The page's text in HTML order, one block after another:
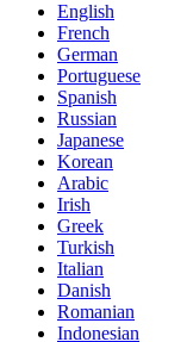
English
French
German
Portuguese
Spanish
Russian
Japanese
Korean
Arabic
Irish
Greek
Turkish
Italian
Danish
Romanian
Indonesian